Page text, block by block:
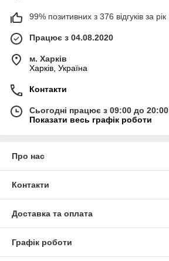
99% позитивних з 376 відгуків за рік
Працює з 04.08.2020
м. Харків
Харків, Україна
Контакти
Сьогодні працює з 09:00 до 20:00
Показати весь графік роботи
Про нас
Контакти
Доставка та оплата
Графік роботи